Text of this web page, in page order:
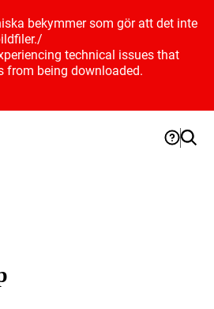
bekymmer som gör att det inte
/
technical issues that
from being downloaded.